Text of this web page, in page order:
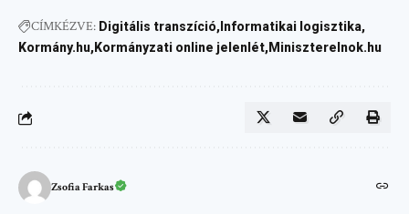
CÍMKÉZVE: Digitális transzíció
Informatikai logisztika
Kormány.hu Kormányzati online jelenlét Miniszterelnok.hu
Zsofia Farkas